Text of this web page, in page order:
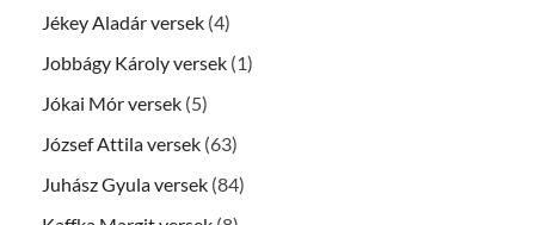
Jékey Aladár versek (4)
Jobbágy Károly versek (1)
Jókai Mór versek (5)
József Attila versek (63)
Juhász Gyula versek (84)